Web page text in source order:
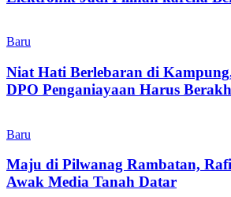
Baru
Niat Hati Berlebaran di
DPO Penganiayaan Harus
Baru
Maju di Pilwanag Rambatan,
Awak Media Tanah Datar